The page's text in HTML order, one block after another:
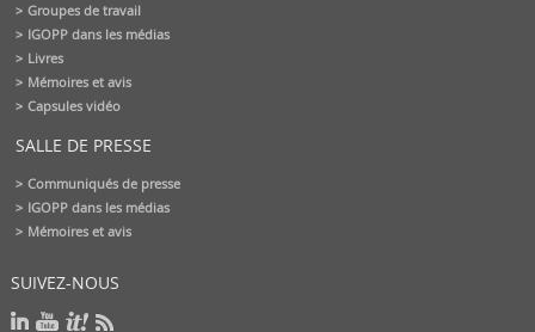
Groupes de travail
IGOPP dans les médias
Livres
Mémoires et avis
Capsules vidéo
SALLE DE PRESSE
Communiqués de presse
IGOPP dans les médias
Mémoires et avis
SUIVEZ-NOUS